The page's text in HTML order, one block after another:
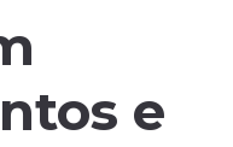
e